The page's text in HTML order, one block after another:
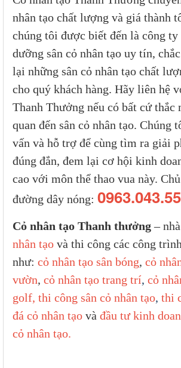
nhân tạo chất lượng và giá thành
chúng tôi được biết đến là công
dưỡng sân cỏ nhân tạo uy tín,
lại những sân cỏ nhân tạo chất
cho quý khách hàng. Hãy liên hệ
Thanh Thưởng nếu có bất cứ thắc
quan đến sân cỏ nhân tạo. Chúng
vấn và hỗ trợ để cùng tìm ra giải
đúng đắn, đem lại cơ hội kinh
cao với môn thể thao vua này.
đường dây nóng:
Cỏ nhân tạo Thanh thưởng–
nhân tạo và thi công các công
như: cỏ nhân tạo sân bóng, cỏ
vườn, cỏ nhân tạo trang trí, cỏ
golf, thi công sân cỏ nhân tạo, thi
đá cỏ nhân tạo và đầu tư kinh
cỏ nhân tạo.